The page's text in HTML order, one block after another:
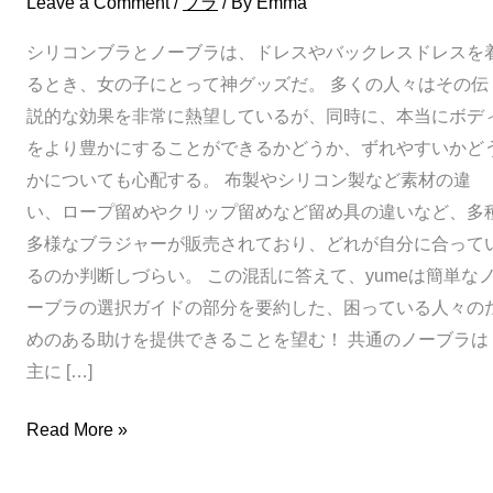
シリコンブラとノーブラは、ドレスやバックレスドレスを
るとき、女の子にとって神グッズだ。 多くの人々はその伝
説的な効果を非常に熱望しているが、同時に、本当にボデ
をより豊かにすることができるかどうか、ずれやすいかど
かについても心配する。 布製やシリコン製など素材の違
い、ロープ留めやクリップ留めなど留め具の違いなど、多
多様なブラジャーが販売されており、どれが自分に合って
るのか判断しづらい。 この混乱に答えて、yumeは簡単なノ
ーブラの選択ガイドの部分を要約した、困っている人々の
めのある助けを提供できることを望む！ 共通のノーブラは
主に […]
方
Read More »